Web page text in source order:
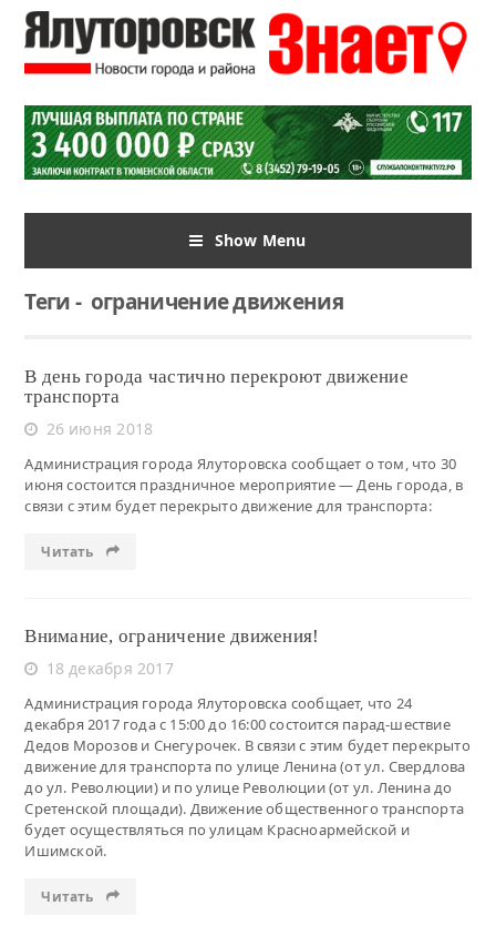
Show Menu
Теги-ограничение движения
В день города частично перекроют движение
транспорта
26 июня 2018
Администрация города Ялуторовска сообщает о том, что 30
июня состоится праздничное мероприятие — День города, в
связи с этим будет перекрыто движение для транспорта:
Читать
Внимание, ограничение движения!
18 декабря 2017
Администрация города Ялуторовска сообщает, что 24
декабря 2017 года с 15:00 до 16:00 состоится парад-шествие
Дедов Морозов и Снегурочек. В связи с этим будет перекрыто
движение для транспорта по улице Ленина (от ул. Свердлова
до ул. Революции) и по улице Революции (от ул. Ленина до
Сретенской площади). Движение общественного транспорта
будет осуществляться по улицам Красноармейской и
Ишимской.
Читать